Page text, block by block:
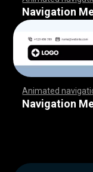
,,,,,,,,,,,,,,,,,,,
,,,,,,,,,,,,,,,,,,,
,,,,,,,,,,,,,,,,
Navigation
Animated
,,,,,,,,,,,,,,,,,,,
,,,,,,,,,,,,,,,,,,,
,,,,,,,,,,,,,,,,
Navigation